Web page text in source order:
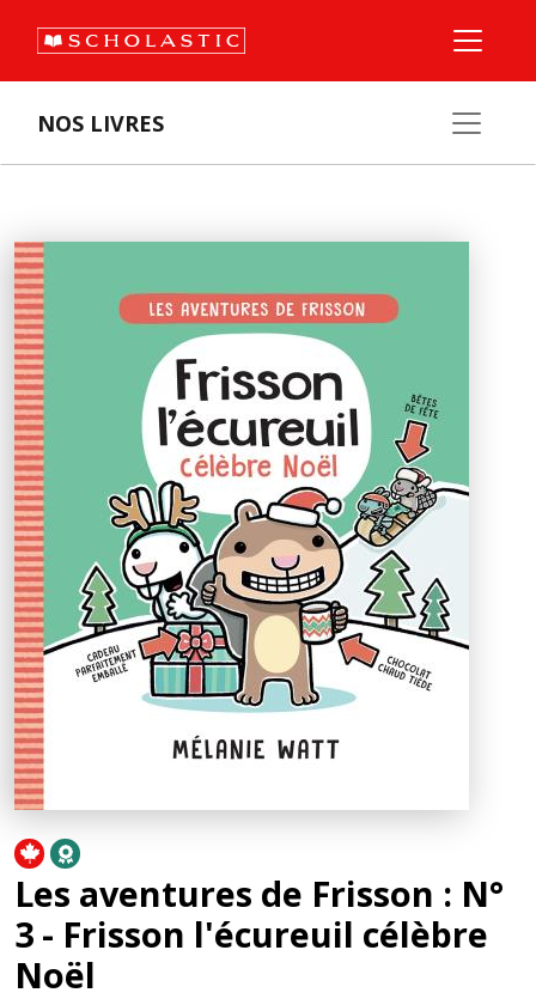
NOS LIVRES
Les aventures de Frisson : N°
3 - Frisson l'écureuil célèbre
Noël